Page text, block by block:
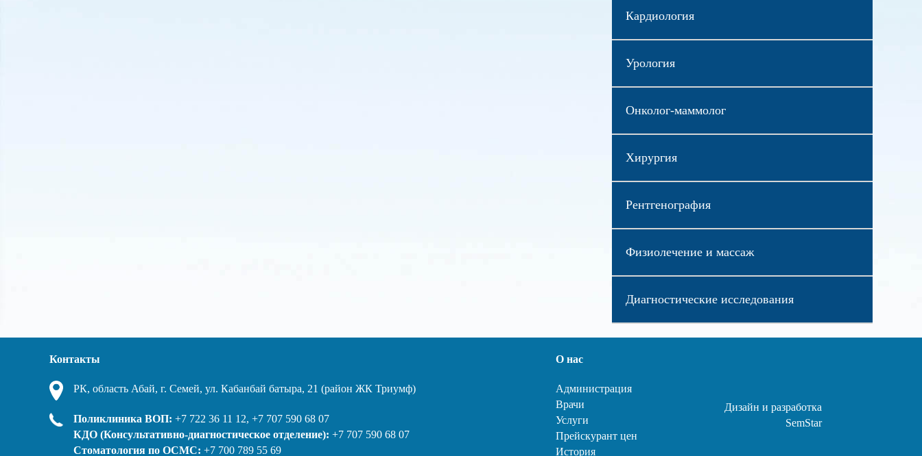
Кардиология
Урология
Онколог-маммолог
Хирургия
Рентгенография
Физиолечение и массаж
Диагностические исследования
Контакты
РК, область Абай, г. Семей, ул. Кабанбай батыра, 21 (район ЖК Триумф)
Поликлиника ВОП: +7 722 36 11 12, +7 707 590 68 07
КДО (Консультативно-диагностическое отделение): +7 707 590 68 07
Стоматология по ОСМС: +7 700 789 55 69
О нас
Администрация
Врачи
Услуги
Прейскурант цен
История
Дизайн и разработка
SemStar